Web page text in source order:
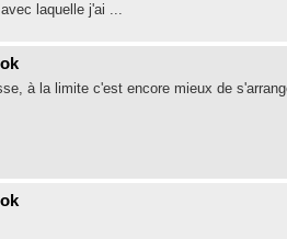
laquelle j'ai ...
à la limite c'est encore mieux de